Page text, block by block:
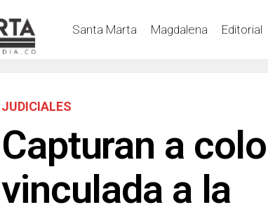
Santa Marta Magdalena Editorial
JUDICIALES
Capturan a
vinculada a la